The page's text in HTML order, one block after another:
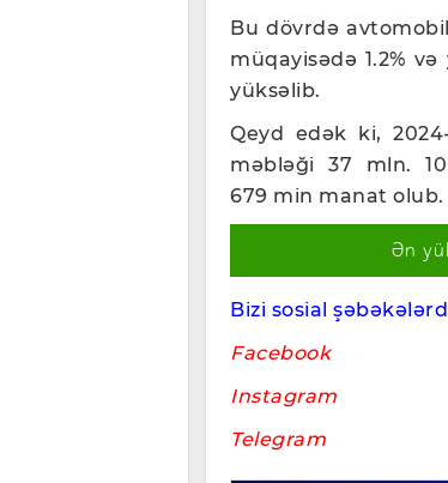
Bu dövrdə
müqayisədə 1.2%
yüksəlib.
Qeyd edək ki,
məbləği 37 mln.
679 min manat olub.
Ən
Bizi sosial
Facebook
Instagram
Telegram